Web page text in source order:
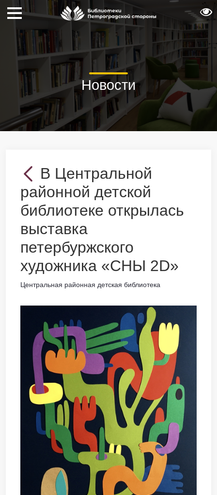
Новости
В Центральной
районной детской
библиотеке открылась
выставка
петербуржского
художника «СНЫ 2D»
Центральная районная детская библиотека